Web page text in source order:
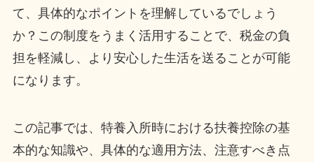
て、具体的なポイントを理解しているでしょう
か？この制度をうまく活用することで、税金の負
担を軽減し、より安心した生活を送ることが可能
になります。
この記事では、特養入所時における扶養控除の基
本的な知識や、具体的な適用方法、注意すべき点